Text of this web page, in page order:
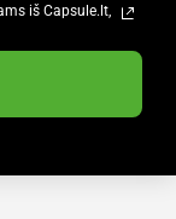
iš Capsule.lt,